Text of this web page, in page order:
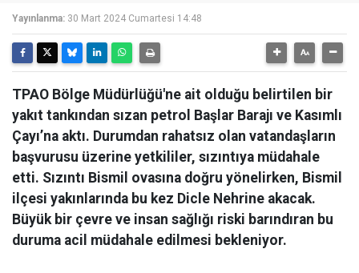
Yayınlanma: 30 Mart 2024 Cumartesi 14:48
TPAO Bölge Müdürlüğü'ne ait olduğu belirtilen bir
yakıt tankından sızan petrol Başlar Barajı ve Kasımlı
Çayı’na aktı. Durumdan rahatsız olan vatandaşların
başvurusu üzerine yetkililer, sızıntıya müdahale
etti. Sızıntı Bismil ovasına doğru yönelirken, Bismil
ilçesi yakınlarında bu kez Dicle Nehrine akacak.
Büyük bir çevre ve insan sağlığı riski barındıran bu
duruma acil müdahale edilmesi bekleniyor.